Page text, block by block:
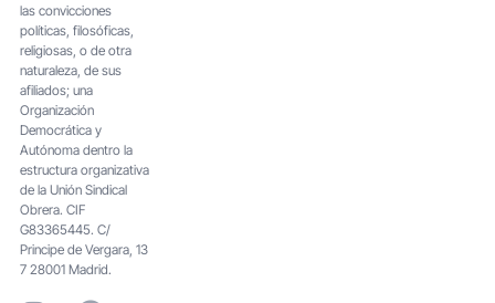
las convicciones
políticas, filosóficas,
religiosas, o de otra
naturaleza, de sus
afiliados; una
Organización
Democrática y
Autónoma dentro la
estructura organizativa
de la Unión Sindical
Obrera. CIF
G83365445. C/
Principe de Vergara, 13
7 28001 Madrid.